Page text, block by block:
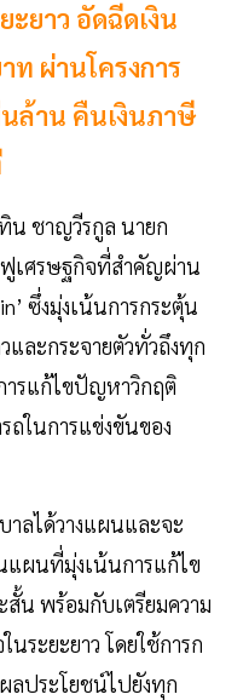
ยาว อัดฉีดเงิน
ท ผ่านโครงการ
ล้าน คืนเงินภาษี
น ชาญวีรกูล นายก
เศรษฐกิจที่สำคัญผ่าน
ซึ่งมุ่งเน้นการกระตุ้น
และกระจายตัวทั่วถึงทุก
รแก้ไขปัญหาวิกฤติ
ถในการแข่งขันของ
าลได้วางแผนและจะ
แผนที่มุ่งเน้นการแก้ไข
น พร้อมกับเตรียมความ
ระยะยาว โดยใช้การก
ลประโยชน์ไปยังทุก